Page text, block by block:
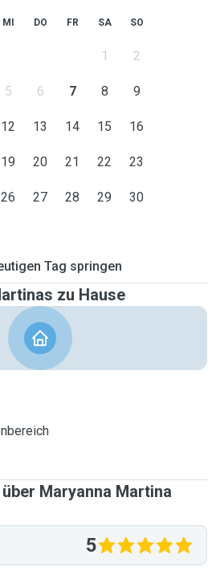
MI DO FR SA SO
1 2
5 6 7 8 9
12 13 14 15 16
19 20 21 22 23
26 27 28 29 30
Tag springen
zu Hause
Maryanna Martina
5